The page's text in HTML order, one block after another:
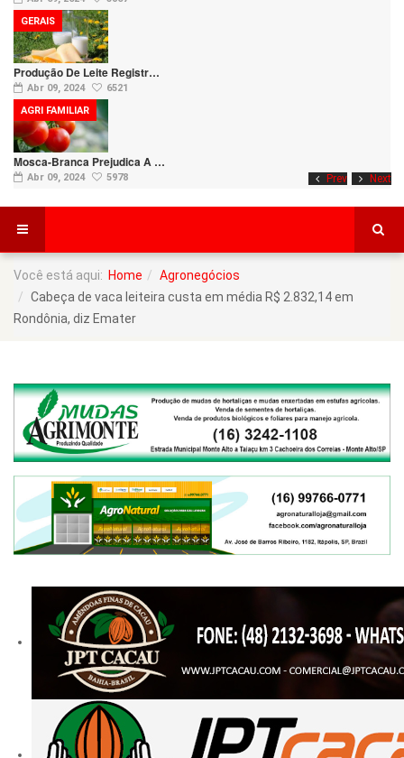
Prev Next
Produção De Leite Registr…
Abr 09, 2024 6521
GERAIS
Mosca-Branca Prejudica A …
Abr 09, 2024 5978
AGRI FAMILIAR
Você está aqui: Home
Agronegócios
Cabeça de vaca leiteira custa em média R$ 2.832,14 em
Rondônia, diz Emater